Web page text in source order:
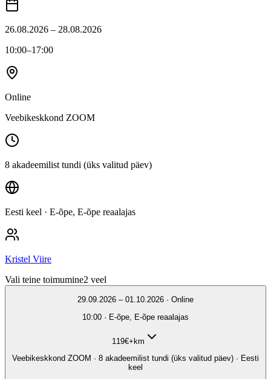
26.08.2026 – 28.08.2026
10:00–17:00
Online
Veebikeskkond ZOOM
8 akadeemilist tundi (üks valitud päev)
Eesti keel · E-õpe, E-õpe reaalajas
Kristel Viire
Vali teine toimumine2 veel
29.09.2026 – 01.10.2026 · Online
10:00 · E-õpe, E-õpe reaalajas
119€+km
Veebikeskkond ZOOM · 8 akadeemilist tundi (üks valitud päev) · Eesti
keel